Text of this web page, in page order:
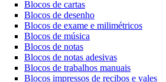
Blocos de cartas
Blocos de desenho
Blocos de exame e milimétricos
Blocos de música
Blocos de notas
Blocos de notas adesivas
Blocos de trabalhos manuais
Blocos impressos de recibos e vales